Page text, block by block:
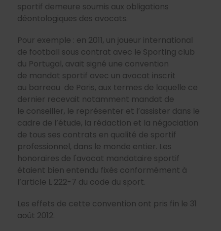
sportif demeure soumis aux obligations
déontologiques des avocats.
Pour exemple : en 2011, un joueur international
de football sous contrat avec le Sporting club
du Portugal, avait signé une convention
de mandat sportif avec un avocat inscrit
au barreau de Paris, aux termes de laquelle ce
dernier recevait notamment mandat de
le conseiller, le représenter et l’assister dans le
cadre de l’étude, la rédaction et la négociation
de tous ses contrats en qualité de sportif
professionnel, dans le monde entier. Les
honoraires de l'avocat mandataire sportif
étaient bien entendu fixés conformément à
l’article L 222-7 du code du sport.
Les effets de cette convention ont pris fin le 31
août 2012.